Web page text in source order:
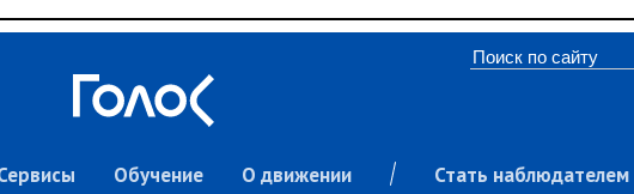
Обучение О движении Стать наблюдателем